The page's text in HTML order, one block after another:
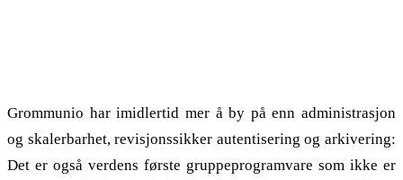
Grommunio har imidlertid mer å by på enn administrasjon
og skalerbarhet, revisjonssikker autentisering og arkivering:
Det er også verdens første gruppeprogramvare som ikke er